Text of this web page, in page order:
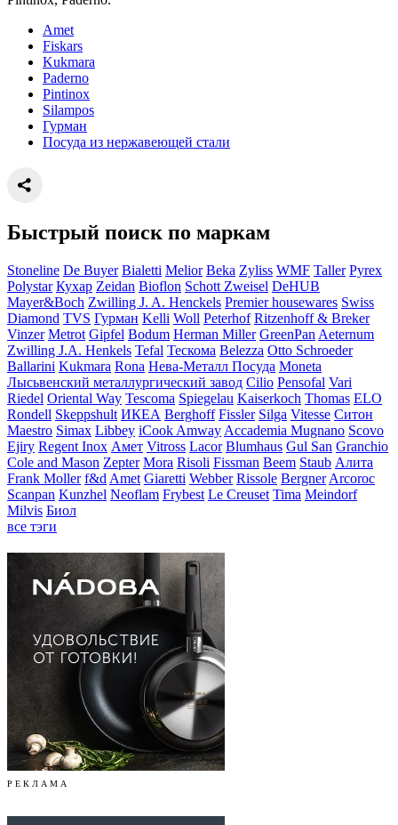
Amet
Fiskars
Kukmara
Paderno
Pintinox
Silampos
Гурман
Посуда из нержавеющей стали
Быстрый поиск по маркам
Stoneline De Buyer Bialetti Melior Beka Zyliss WMF Taller Pyrex
Polystar Кухар Zeidan Bioflon Schott Zweisel DeHUB
Mayer&Boch Zwilling J. A. Henckels Premier housewares Swiss
Diamond TVS Гурман Kelli Woll Peterhof Ritzenhoff & Breker
Vinzer Metrot Gipfel Bodum Herman Miller GreenPan Aeternum
Zwilling J.A. Henkels Tefal Тескома Belezza Otto Schroeder
Ballarini Kukmara Rona Нева-Металл Посуда Moneta
Лысьвенский металлургический завод Cilio Pensofal Vari
Riedel Oriental Way Tescoma Spiegelau Kaiserkoch Thomas ELO
Rondell Skeppshult ИКЕА Berghoff Fissler Silga Vitesse Ситон
Maestro Simax Libbey iCook Amway Accademia Mugnano Scovo
Ejiry Regent Inox Амет Vitross Lacor Blumhaus Gul San Granchio
Cole and Mason Zepter Mora Risoli Fissman Beem Staub Алита
Frank Moller f&d Amet Giaretti Webber Rissole Bergner Arcoroc
Scanpan Kunzhel Neoflam Frybest Le Creuset Tima Meindorf
Milvis Биол
все тэги
Р Е К Л А М А